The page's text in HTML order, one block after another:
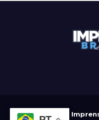
© 2022 - 2026